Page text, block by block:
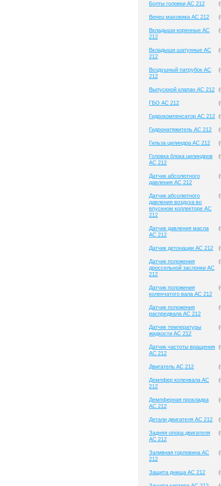
Болты головки AC 212 (
Венец маховика AC 212 (
Вкладыши коренные AC
212
(
Вкладыши шатунные AC
212
(
Воздушный патрубок AC
212
(
Выпускной клапан AC 212 (
ГБО AC 212 (
Гидрокомпенсатор AC 212 (
Гидронатяжитель AC 212 (
Гильза цилиндра AC 212 (
Головка блока цилиндров
AC 212
(
Датчик абсолютного
давления AC 212
(
Датчик абсолютного
давления воздуха во
впускном коллекторе AC
212
(
Датчик давления масла
AC 212
(
Датчик детонации AC 212 (
Датчик положения
дроссельной заслонки AC
212
(
Датчик положения
коленчатого вала AC 212
(
Датчик положения
распредвала AC 212
(
Датчик температуры
жидкости AC 212
(
Датчик частоты вращения
AC 212
(
Двигатель AC 212 (
Демпфер коленвала AC
212
(
Демпферная прокладка
AC 212
(
Детали двигателя AC 212 (
Задняя опора двигателя
AC 212
(
Заливная горловина AC
212
(
Защита днища AC 212 (